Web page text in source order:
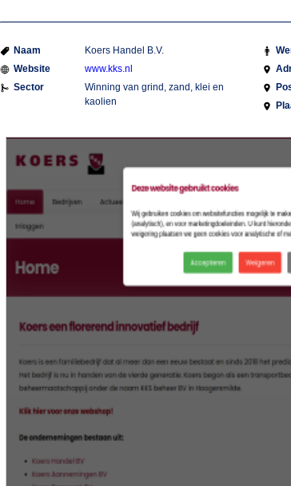
Naam
Koers Handel B.V.
Website
www.kks.nl
Sector
Winning van grind, zand, klei en
kaolien